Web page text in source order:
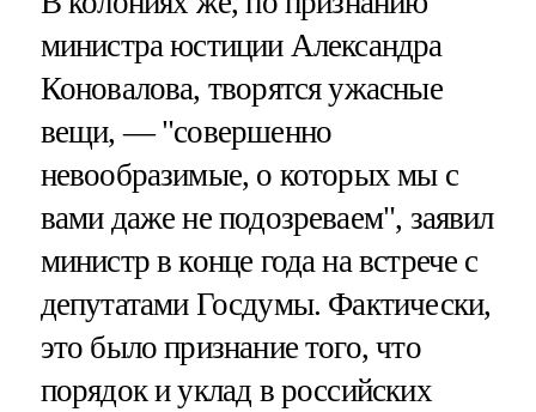
министра юстиции Александра
Коновалова, творятся ужасные
вещи, — "совершенно
невообразимые, о которых мы с
вами даже не подозреваем", заявил
министр в конце года на встрече с
депутатами Госдумы. Фактически,
это было признание того, что
порядок и уклад в российских